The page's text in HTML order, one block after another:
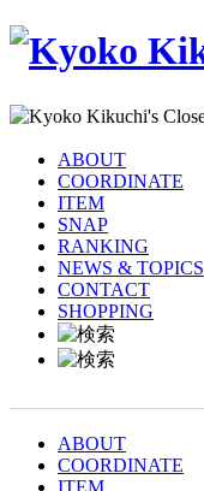
ABOUT
COORDINATE
ITEM
SNAP
RANKING
NEWS & TOPICS
CONTACT
SHOPPING
ABOUT
COORDINATE
ITEM